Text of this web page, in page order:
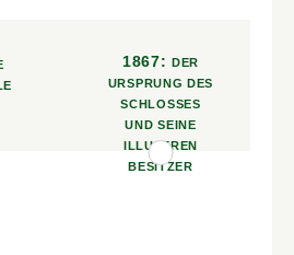
1867:DER
URSPRUNG DES
SCHLOSSES
UND SEINE
ILLUSTREN
BESITZER